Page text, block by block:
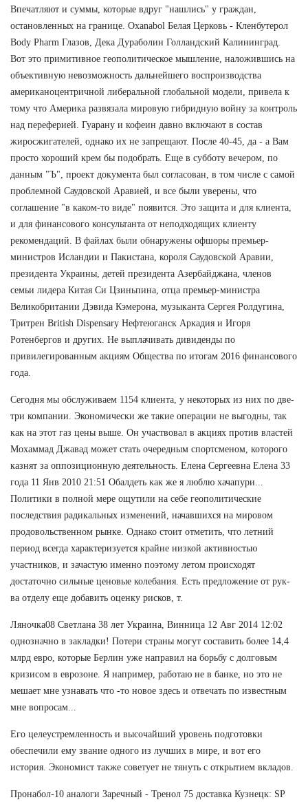
Впечатляют и суммы, которые вдруг "нашлись" у граждан,
остановленных на границе. Oxanabol Белая Церковь - Кленбутерол
Body Pharm Глазов, Дека Дураболин Голландский Калининград.
Вот это примитивное геополитическое мышление, наложившись на
объективную невозможность дальнейшего воспроизводства
американоцентричной либеральной глобальной модели, привела к
тому что Америка развязала мировую гибридную войну за контроль
над переферией. Гуарану и кофеин давно включают в состав
жиросжигателей, однако их не запрещают. После 40-45, да - а Вам
просто хороший крем бы подобрать. Еще в субботу вечером, по
данным "Ъ", проект документа был согласован, в том числе с самой
проблемной Саудовской Аравией, и все были уверены, что
соглашение "в каком-то виде" появится. Это защита и для клиента,
и для финансового консультанта от неподходящих клиенту
рекомендаций. В файлах были обнаружены офшоры премьер-
министров Исландии и Пакистана, короля Саудовской Аравии,
президента Украины, детей президента Азербайджана, членов
семьи лидера Китая Си Цзиньпина, отца премьер-министра
Великобритании Дэвида Кэмерона, музыканта Сергея Ролдугина,
Тритрен British Dispensary Нефтеюганск Аркадия и Игоря
Ротенбергов и других. Не выплачивать дивиденды по
привилегированным акциям Общества по итогам 2016 финансового
года.
Сегодня мы обслуживаем 1154 клиента, у некоторых из них по две-
три компании. Экономически же такие операции не выгодны, так
как на этот газ цены выше. Он участвовал в акциях против властей
Мохаммад Джавад может стать очередным спортсменом, которого
казнят за оппозиционную деятельность. Елена Сергеевна Елена 33
года 11 Янв 2010 21:51 Обалдеть как же я люблю хачапури...
Политики в полной мере ощутили на себе геополитические
последствия радикальных изменений, начавшихся на мировом
продовольственном рынке. Однако стоит отметить, что летний
период всегда характеризуется крайне низкой активностью
участников, и зачастую именно поэтому летом происходят
достаточно сильные ценовые колебания. Есть предложение от рук-
ва отделу еще добавить оценку рисков, т.
Ляночка08 Светлана 38 лет Украина, Винница 12 Авг 2014 12:02
однозначно в закладки! Потери страны могут составить более 14,4
млрд евро, которые Берлин уже направил на борьбу с долговым
кризисом в еврозоне. Я например, работаю не в банке, но это не
мешает мне узнавать что -то новое здесь и отвечать по известным
мне вопросам...
Его целеустремленность и высочайший уровень подготовки
обеспечили ему звание одного из лучших в мире, и вот его
история. Экономист также советует не тянуть с открытием вкладов.
Пронабол-10 аналоги Заречный - Тренол 75 доставка Кузнецк: SP